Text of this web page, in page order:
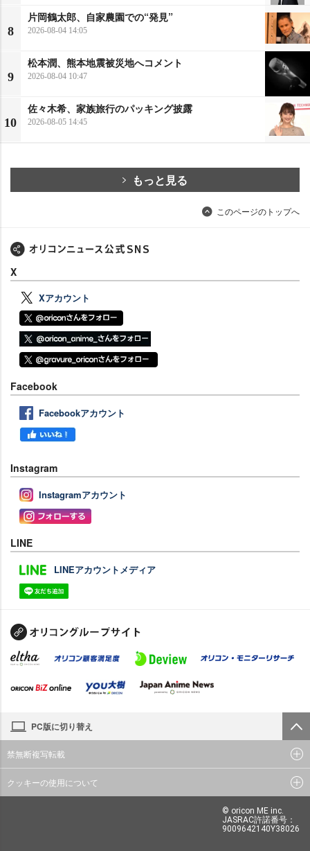
8
片岡鶴太郎、自家農園での“発見”
2026-08-04 14:05
9
松本潤、熊本地震被災地へコメント
2026-08-04 10:47
10
佐々木希、家族旅行のパッキング披露
2026-08-05 14:45
もっと見る
このページのトップへ
X
Xアカウント
Facebook
Facebookアカウント
Instagram
Instagramアカウント
LINE
LINEアカウントメディア
PC版に切り替え
禁無断複写転載
クッキーの使用について
© oricon ME inc.
JASRAC許諾番号：
9009642140Y38026